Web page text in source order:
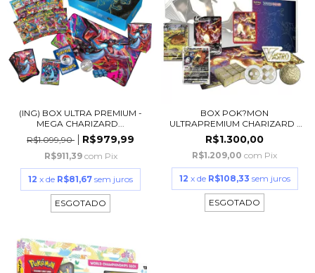
(ING) BOX ULTRA PREMIUM -
MEGA CHARIZARD...
R$1.099,90
R$979,99
R$911,39 com Pix
12 x de R$81,67 sem juros
ESGOTADO
BOX POK?MON
ULTRAPREMIUM CHARIZARD -
COP...
R$1.300,00
R$1.209,00 com Pix
12 x de R$108,33 sem juros
ESGOTADO